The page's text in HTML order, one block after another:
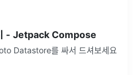
- Jetpack Compose
Datastore를 싸서 드셔보세요